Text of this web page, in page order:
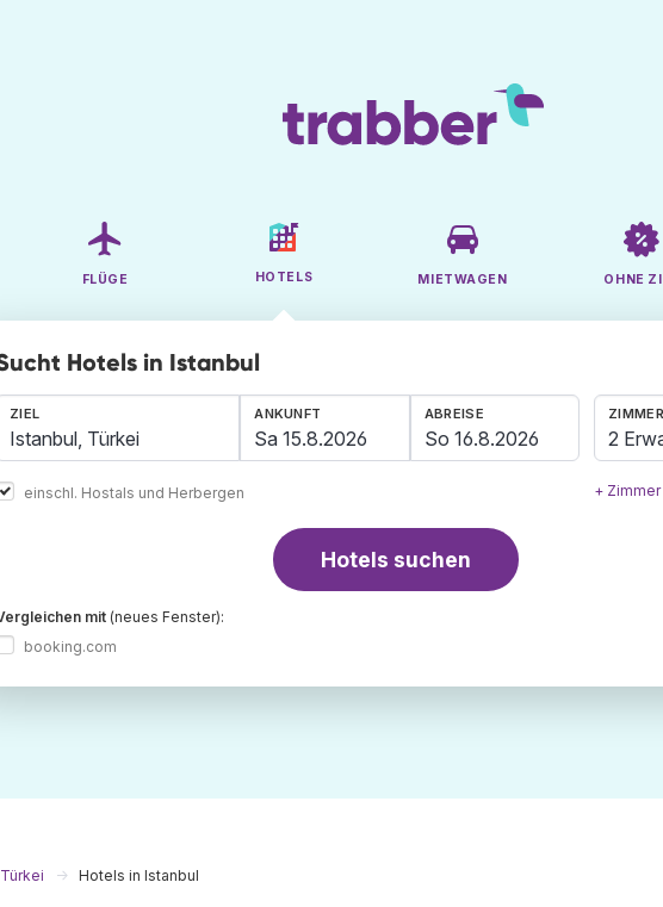
FLÜGE HOTELS MIETWAGEN OHNE
Hotels in Istanbul
ZIEL
einschl. Hostals und Herbergen
ANKUNFT ABREISE
2
+
Hotels suchen
mit (neues Fenster):
booking.com
Hotels in Istanbul